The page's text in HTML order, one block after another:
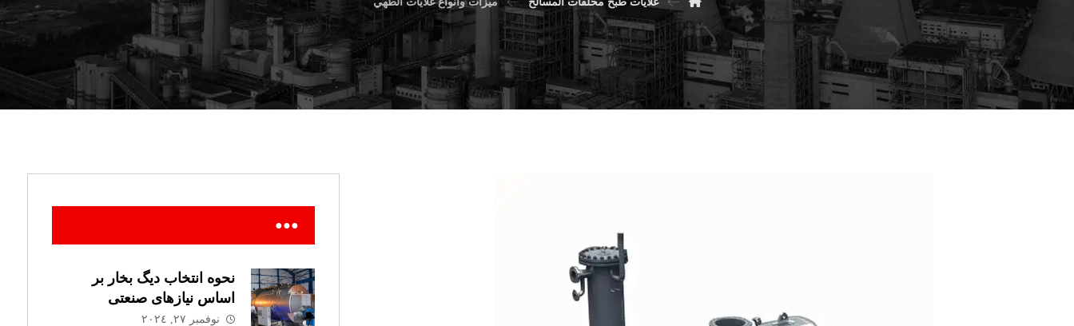
●●●
نحوه انتخاب دیگ بخار بر
اساس نیازهای صنعتی
نوفمبر ٢٧, ٢٠٢٤